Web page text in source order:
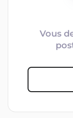
Vous